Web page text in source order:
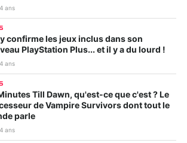
ans
confirme les jeux inclus dans son
PlayStation Plus... et il y a du lourd !
ans
Till Dawn, qu'est-ce que c'est ? Le
de Vampire Survivors dont tout le
parle
ans